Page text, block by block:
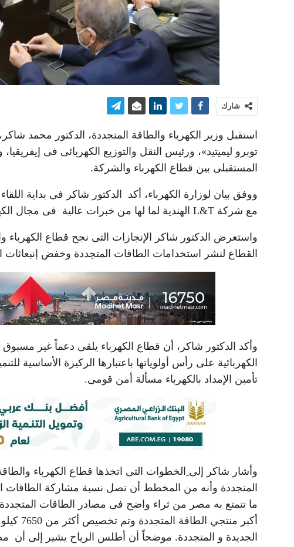
شارك
توبرو ليميتيد»، ورئيس النقل والتوزيع الكهربائى فى
المستقبلى بين قطاع الكهرباء والشركة.
ووفق بيان لوزارة الكهرباء، أكد الدكتور شاكر فى بداية
مع شركة L&T الهندية لما لها من خبرات عالية فى مجال الكهرباء.
واستعرض الدكتور شاكر الإنجازات التى نجح قطاع الكهرباء
القطاع لنشر استخدامات الطاقات المتجددة وخفض إنبعاثات
وأكد الدكتور شاكر، أن قطاع الكهرباء يلقى دعماً غير
الكهربائية على رأس أولوياتها باعتبارها الركيزة الأساسية
تأمين الإمداد بالكهرباء مسألة أمن قومى.
وأشار شاكر إلى ِالخطوات التى اتخذها قطاع الكهرباء
ما تتمتع به مصر من ثراء واضح فى مصادر الطاقات
أكبر
الجديدة و المتجددة. موضحاً أن أطلس الرياح يشير إلى